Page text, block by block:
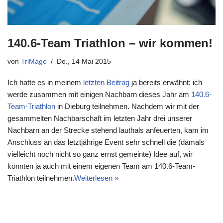
140.6-Team Triathlon – wir kommen!
von TriMage Do., 14 Mai 2015
Ich hatte es in meinem letzten Beitrag ja bereits erwähnt: ich
werde zusammen mit einigen Nachbarn dieses Jahr am 140.6-
Team-Triathlon in Dieburg teilnehmen. Nachdem wir mit der
gesammelten Nachbarschaft im letzten Jahr drei unserer
Nachbarn an der Strecke stehend lauthals anfeuerten, kam im
Anschluss an das letztjährige Event sehr schnell die (damals
vielleicht noch nicht so ganz ernst gemeinte) Idee auf, wir
könnten ja auch mit einem eigenen Team am 140.6-Team-
Triathlon teilnehmen.Weiterlesen »